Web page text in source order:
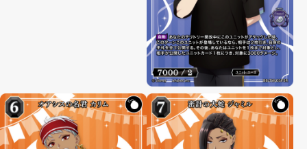
大会・イベント
おすすめデッキ
取扱店舗一覧